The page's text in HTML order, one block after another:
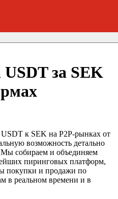
за SEK
к SEK на P2P-рынках от
возможность детально
собираем и объединяем
пиринговых платформ,
покупки и продажи по
в реальном времени и в